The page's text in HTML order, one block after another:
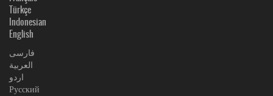
Türkçe
Indonesian
English
فارسی
العربیة
اردو
Русский